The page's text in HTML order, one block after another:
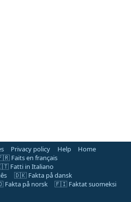
Privacy policy Help
Home
Faits en français
Fatti in Italiano
🇩🇰 Fakta på dansk
på norsk
🇫🇮 Faktat suomeksi